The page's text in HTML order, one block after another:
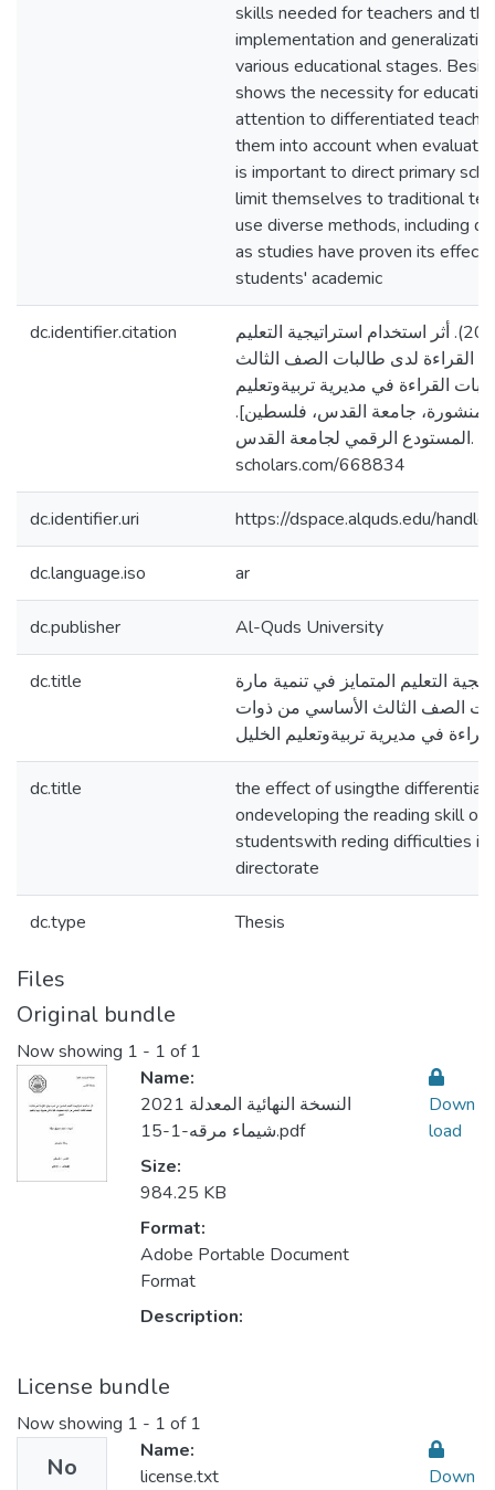
skills needed for teachers and
implementation and
various educational stages.
shows the necessity for
attention to differentiated
them into account when
is important to direct primary
limit themselves to traditional
use diverse methods, including
as studies have proven its
students' academic
dc.identifier.citation
مرقه، شيماء ماجد. (2021). أثر استخدام استراتيجية التعليم
القراءة لدى طالبات الصف الثالث
القراءة في مديرية تربيةوتعليم
منشورة، جامعة القدس، فلسطين].
المستودع الرقمي لجامعة القدس. https://arab-
scholars.com/668834
dc.identifier.uri https://dspace.alquds.edu/
dc.language.iso ar
dc.publisher Al-Quds University
dc.title
التعليم المتمايز في تنمية مارة
الصف الثالث الأساسي من ذوات
في مديرية تربيةوتعليم الخليل
dc.title
the effect of usingthe
ondeveloping the reading skill
studentswith reding difficulties in
directorate
dc.type Thesis
Files
Original bundle
Now showing 1 - 1 of 1
Name:
النسخة النهائية المعدلة 2021
شيماء مرقه-1-15.pdf
Size:
984.25 KB
Format:
Adobe Portable Document
Format
Description:
Down
load
License bundle
Now showing 1 - 1 of 1
No
Name:
license.txt
Down